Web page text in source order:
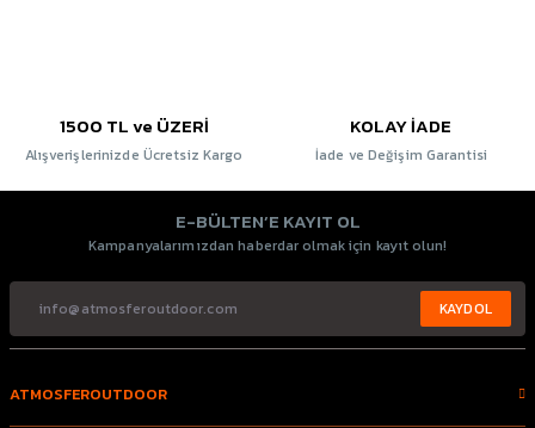
1500 TL ve ÜZERİ
Alışverişlerinizde Ücretsiz Kargo
KOLAY İADE
İade ve Değişim Garantisi
E-BÜLTEN’E KAYIT OL
Kampanyalarımızdan haberdar olmak için kayıt olun!
KAYDOL
ATMOSFEROUTDOOR